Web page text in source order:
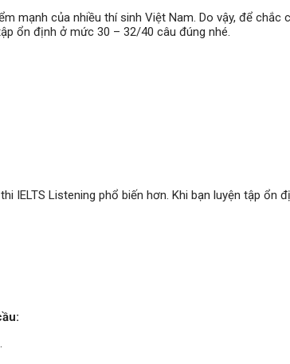
mạnh của nhiều thí sinh Việt Nam. Do vậy, để chắc
ổn định ở mức 30 – 32/40 câu đúng nhé.
IELTS Listening phổ biến hơn. Khi bạn luyện tập ổn